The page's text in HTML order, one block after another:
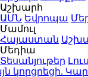
Աշխարհ
ԱՄՆ Եվրոպա
Մամուլ
Հայաստան
Մեդիա
Տեսանյութեր